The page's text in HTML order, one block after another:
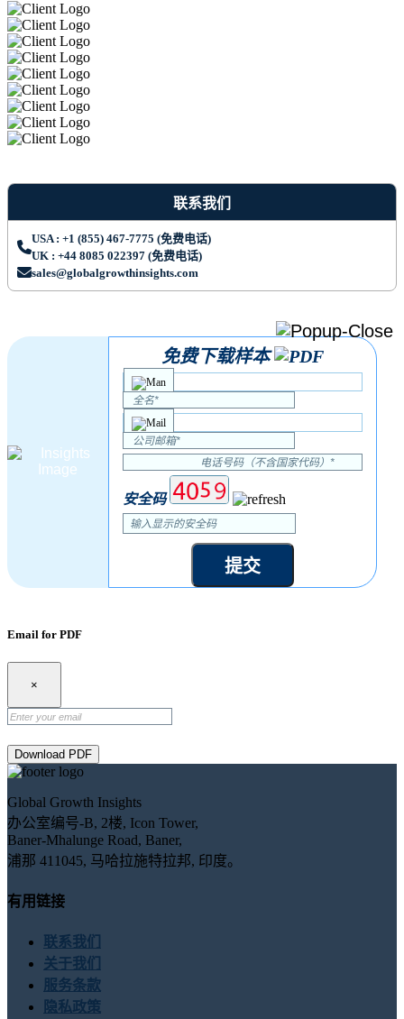
联系我们
USA : +1 (855) 467-7775 (免费电话)
UK : +44 8085 022397 (免费电话)
sales@globalgrowthinsights.com
免费下载样本
安全码
提交
Email for PDF
×
Download PDF
Global Growth Insights
办公室编号-B, 2楼, Icon Tower,
Baner-Mhalunge Road, Baner,
浦那 411045, 马哈拉施特拉邦, 印度。
有用链接
联系我们
关于我们
服务条款
隐私政策